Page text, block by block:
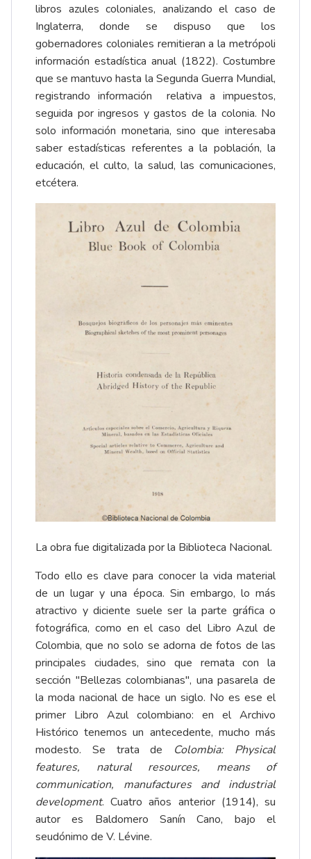
libros azules coloniales, analizando el caso de
Inglaterra, donde se dispuso que los
gobernadores coloniales remitieran a la metrópoli
información estadística anual (1822). Costumbre
que se mantuvo hasta la Segunda Guerra Mundial,
registrando información relativa a impuestos,
seguida por ingresos y gastos de la colonia. No
solo información monetaria, sino que interesaba
saber estadísticas referentes a la población, la
educación, el culto, la salud, las comunicaciones,
etcétera.
La obra fue digitalizada por la Biblioteca Nacional.
Todo ello es clave para conocer la vida material
de un lugar y una época. Sin embargo, lo más
atractivo y diciente suele ser la parte gráfica o
fotográfica, como en el caso del Libro Azul de
Colombia, que no solo se adorna de fotos de las
principales ciudades, sino que remata con la
sección "Bellezas colombianas", una pasarela de
la moda nacional de hace un siglo. No es ese el
primer Libro Azul colombiano: en el Archivo
Histórico tenemos un antecedente, mucho más
modesto. Se trata de Colombia: Physical
features, natural resources, means of
communication, manufactures and industrial
development. Cuatro años anterior (1914), su
autor es Baldomero Sanín Cano, bajo el
seudónimo de V. Lévine.